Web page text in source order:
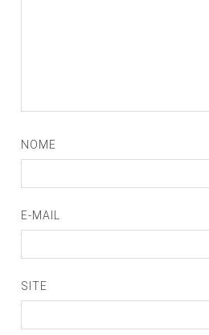
NOME
E-MAIL
SITE